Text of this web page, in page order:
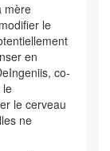
mère
le
en
co-
le
le cerveau
ne